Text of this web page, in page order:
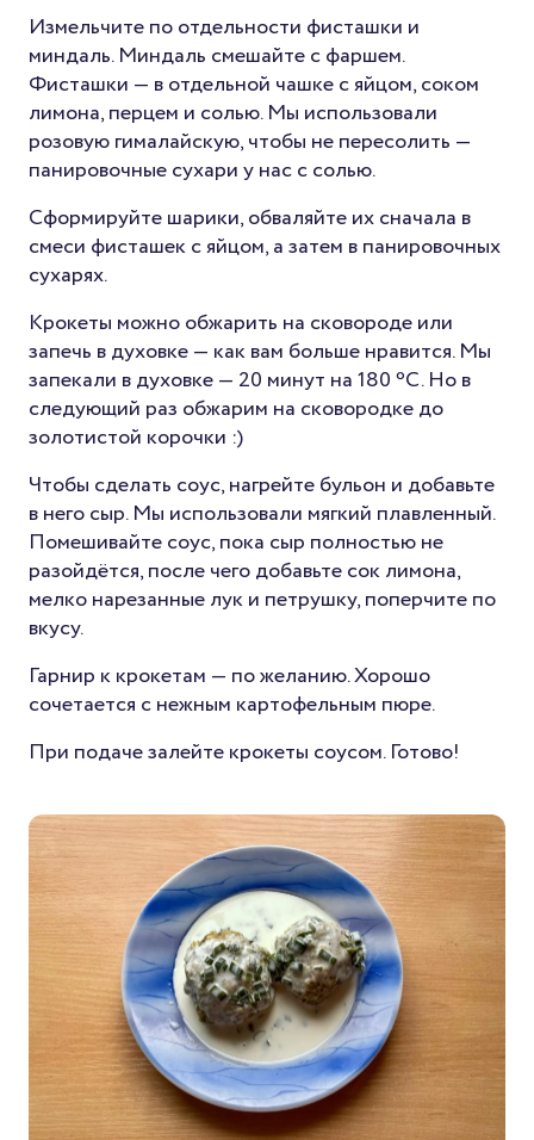
Измельчите по отдельности фисташки и
миндаль. Миндаль смешайте с фаршем.
Фисташки — в отдельной чашке с яйцом, соком
лимона, перцем и солью. Мы использовали
розовую гималайскую, чтобы не пересолить —
панировочные сухари у нас с солью.
Сформируйте шарики, обваляйте их сначала в
смеси фисташек с яйцом, а затем в панировочных
сухарях.
Крокеты можно обжарить на сковороде или
запечь в духовке — как вам больше нравится. Мы
запекали в духовке — 20 минут на 180 ºС. Но в
следующий раз обжарим на сковородке до
золотистой корочки :)
Чтобы сделать соус, нагрейте бульон и добавьте
в него сыр. Мы использовали мягкий плавленный.
Помешивайте соус, пока сыр полностью не
разойдётся, после чего добавьте сок лимона,
мелко нарезанные лук и петрушку, поперчите по
вкусу.
Гарнир к крокетам — по желанию. Хорошо
сочетается с нежным картофельным пюре.
При подаче залейте крокеты соусом. Готово!